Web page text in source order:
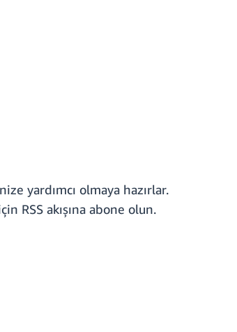
yardımcı olmaya hazırlar.
RSS akışına abone olun.